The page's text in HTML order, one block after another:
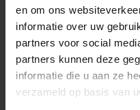
en om ons
informatie over uw
partners voor social
partners kunnen deze
informatie die u aan ze
verzameld op basis van
Caractéristiques